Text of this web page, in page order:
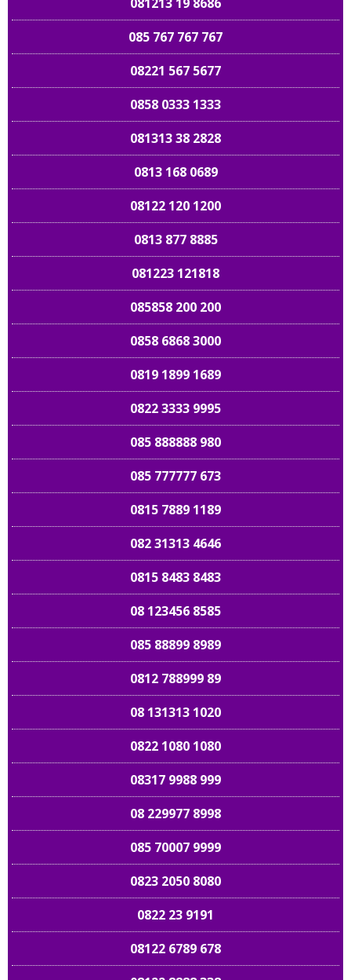
085 767 767 767
08221 567 5677
0858 0333 1333
081313 38 2828
0813 168 0689
08122 120 1200
0813 877 8885
081223 121818
085858 200 200
0858 6868 3000
0819 1899 1689
0822 3333 9995
085 888888 980
085 777777 673
0815 7889 1189
082 31313 4646
0815 8483 8483
08 123456 8585
085 88899 8989
0812 788999 89
08 131313 1020
0822 1080 1080
08317 9988 999
08 229977 8998
085 70007 9999
0823 2050 8080
0822 23 9191
08122 6789 678